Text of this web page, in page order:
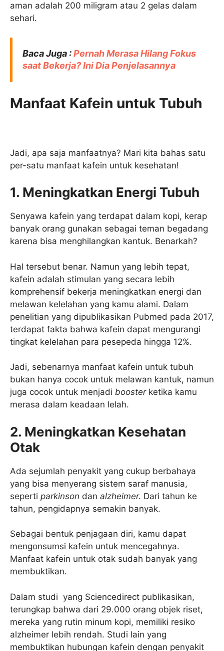
aman adalah 200 miligram atau 2 gelas dalam
sehari.
Baca Juga :Pernah Merasa Hilang Fokus
saat Bekerja? Ini Dia Penjelasannya
Manfaat Kafein untuk Tubuh
Jadi, apa saja manfaatnya? Mari kita bahas satu
per-satu manfaat kafein untuk kesehatan!
1. Meningkatkan Energi Tubuh
Senyawa kafein yang terdapat dalam kopi, kerap
banyak orang gunakan sebagai teman begadang
karena bisa menghilangkan kantuk. Benarkah?
Hal tersebut benar. Namun yang lebih tepat,
kafein adalah stimulan yang secara lebih
komprehensif bekerja meningkatkan energi dan
melawan kelelahan yang kamu alami. Dalam
penelitian yang dipublikasikan Pubmed pada 2017,
terdapat fakta bahwa kafein dapat mengurangi
tingkat kelelahan para pesepeda hingga 12%.
Jadi, sebenarnya manfaat kafein untuk tubuh
bukan hanya cocok untuk melawan kantuk, namun
juga cocok untuk menjadi booster ketika kamu
merasa dalam keadaan lelah.
2. Meningkatkan Kesehatan
Otak
Ada sejumlah penyakit yang cukup berbahaya
yang bisa menyerang sistem saraf manusia,
seperti parkinson dan alzheimer. Dari tahun ke
tahun, pengidapnya semakin banyak.
Sebagai bentuk penjagaan diri, kamu dapat
mengonsumsi kafein untuk mencegahnya.
Manfaat kafein untuk otak sudah banyak yang
membuktikan.
Dalam studi yang Sciencedirect publikasikan,
terungkap bahwa dari 29.000 orang objek riset,
mereka yang rutin minum kopi, memiliki resiko
alzheimer lebih rendah. Studi lain yang
membuktikan hubungan kafein dengan penyakit